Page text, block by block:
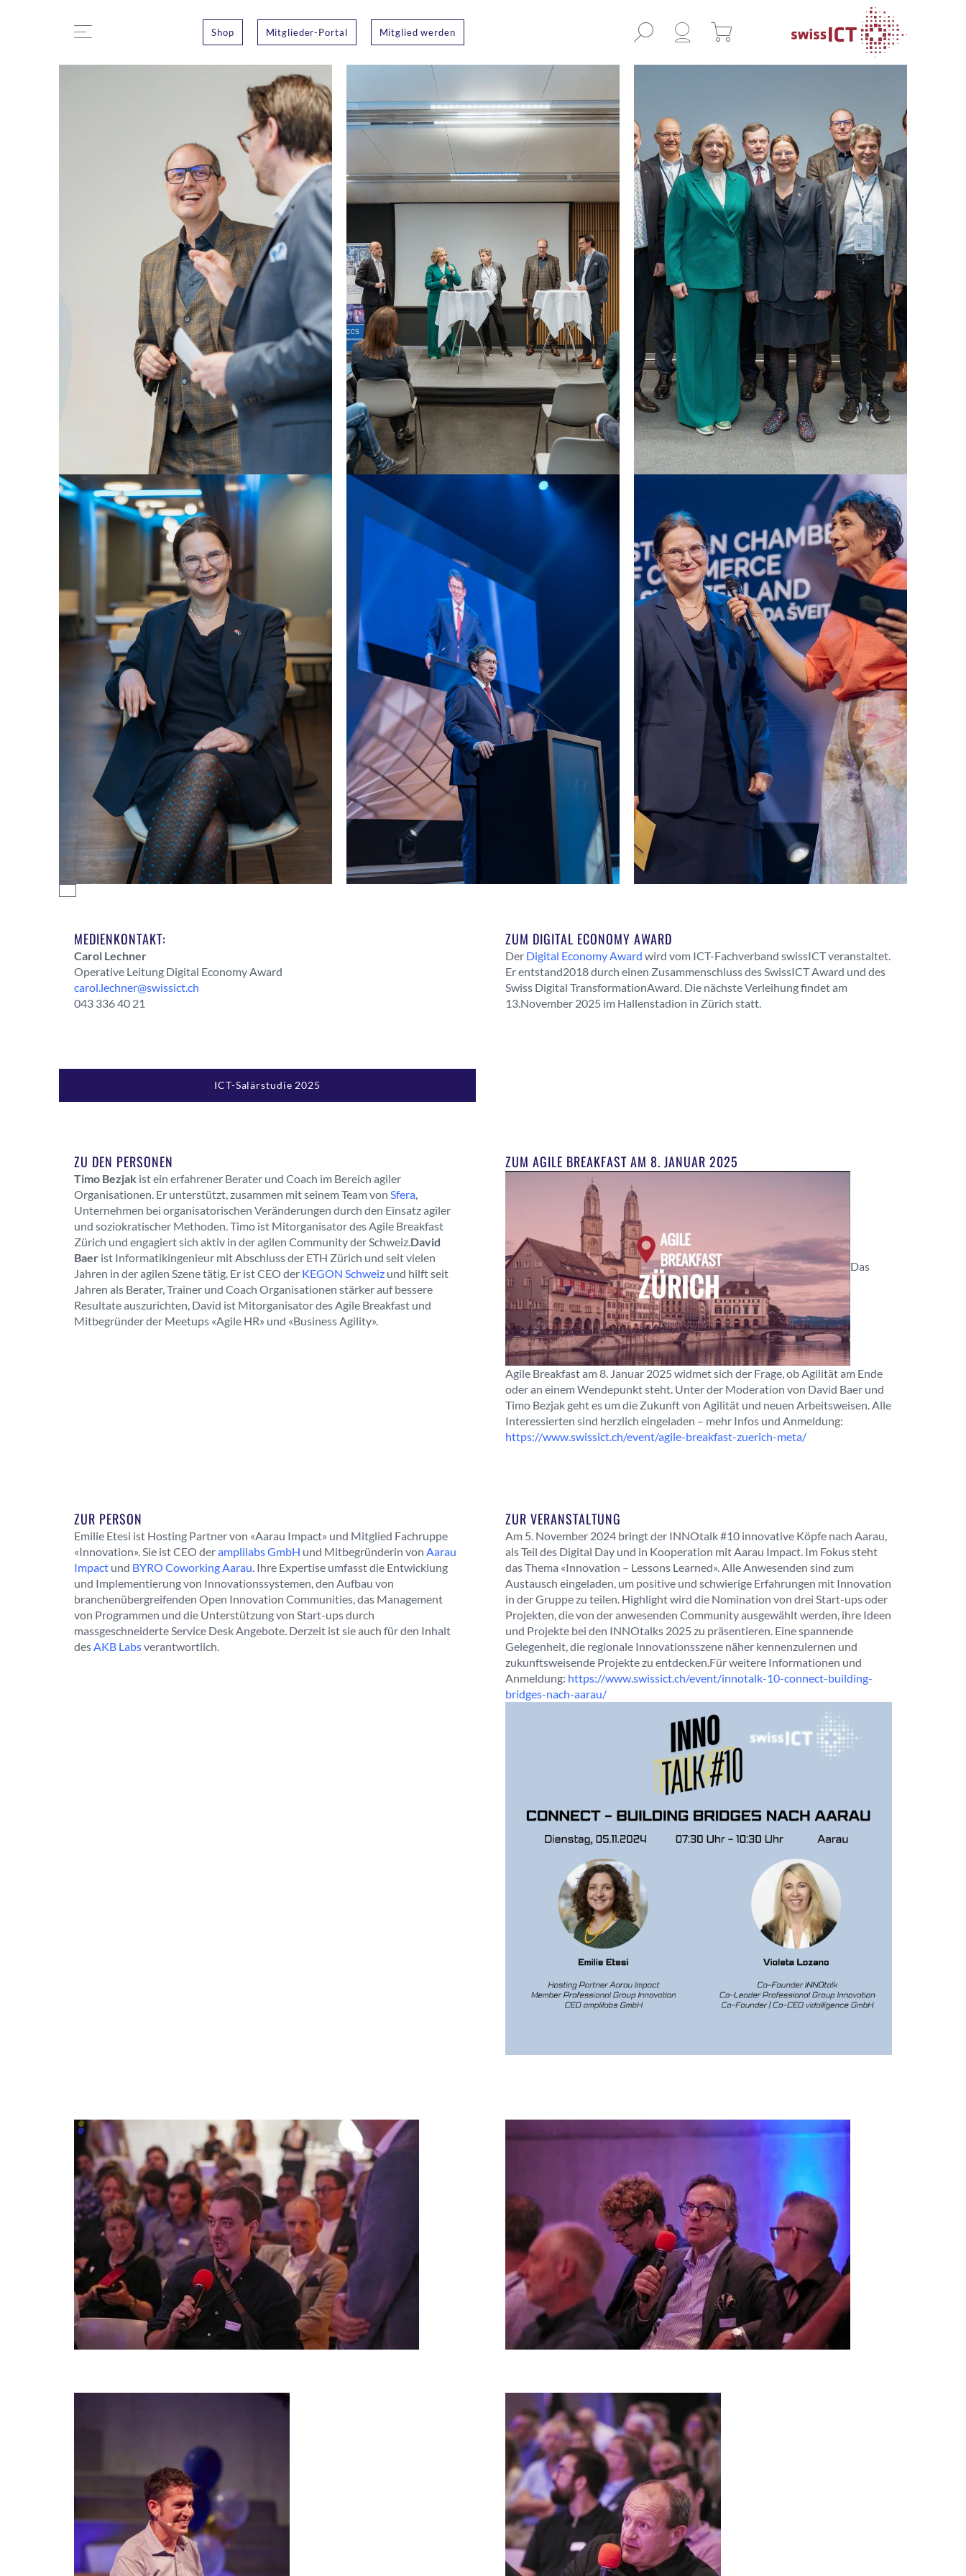
Shop Mitglieder-Portal Mitglied werden
MEDIENKONTAKT:
Carol Lechner
Operative Leitung Digital Economy Award
carol.lechner@swissict.ch
043 336 40 21
ZUM DIGITAL ECONOMY AWARD
Der Digital Economy Award wird vom ICT-Fachverband swissICT veranstaltet.
Er entstand2018 durch einen Zusammenschluss des SwissICT Award und des
Swiss Digital TransformationAward. Die nächste Verleihung findet am
13.November 2025 im Hallenstadion in Zürich statt.
ICT-Salärstudie 2025
ZU DEN PERSONEN
Timo Bezjak ist ein erfahrener Berater und Coach im Bereich agiler
Organisationen. Er unterstützt, zusammen mit seinem Team von Sfera
Unternehmen bei organisatorischen Veränderungen durch den Einsatz agiler
und soziokratischer Methoden. Timo ist Mitorganisator des Agile Breakfast
Zürich und engagiert sich aktiv in der agilen Community der Schweiz. David
Baer ist Informatikingenieur mit Abschluss der ETH Zürich und seit vielen
Jahren in der agilen Szene tätig. Er ist CEO der KEGON Schweiz und hilft seit
Jahren als Berater, Trainer und Coach Organisationen stärker auf bessere
Resultate auszurichten, David ist Mitorganisator des Agile Breakfast und
Mitbegründer der Meetups «Agile HR» und «Business Agility».
ZUM AGILE BREAKFAST AM 8. JANUAR 2025
Das
Agile Breakfast am 8. Januar 2025 widmet sich der Frage, ob Agilität am Ende
oder an einem Wendepunkt steht. Unter der Moderation von David Baer und
Timo Bezjak geht es um die Zukunft von Agilität und neuen Arbeitsweisen. Alle
Interessierten sind herzlich eingeladen – mehr Infos und Anmeldung:
https://www.swissict.ch/event/agile-breakfast-zuerich-meta/
ZUR PERSON
Emilie Etesi ist Hosting Partner von «Aarau Impact» und Mitglied Fachruppe
«Innovation». Sie ist CEO deramplilabs GmbH und Mitbegründerin von Aarau
Impact und BYRO Coworking Aarau . Ihre Expertise umfasst die Entwicklung
und Implementierung von Innovationssystemen, den Aufbau von
branchenübergreifenden Open Innovation Communities, das Management
von Programmen und die Unterstützung von Start-ups durch
massgeschneiderte Service Desk Angebote. Derzeit ist sie auch für den Inhalt
des AKB Labsverantwortlich.
ZUR VERANSTALTUNG
Am 5. November 2024 bringt der INNOtalk #10 innovative Köpfe nach Aarau,
als Teil des Digital Day und in Kooperation mit Aarau Impact. Im Fokus steht
das Thema «Innovation – Lessons Learned». Alle Anwesenden sind zum
Austausch eingeladen, um positive und schwierige Erfahrungen mit Innovation
in der Gruppe zu teilen. Highlight wird die Nomination von drei Start-ups oder
Projekten, die von der anwesenden Community ausgewählt werden, ihre Ideen
und Projekte bei den INNOtalks 2025 zu präsentieren. Eine spannende
Gelegenheit, die regionale Innovationsszene näher kennenzulernen und
zukunftsweisende Projekte zu entdecken. Für weitere Informationen und
Anmeldung: https://www.swissict.ch/event/innotalk-10-connect-building-
bridges-nach-aarau/